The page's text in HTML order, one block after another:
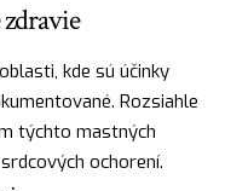
kde sú účinky
Rozsiahle
týchto mastných
ochorení.